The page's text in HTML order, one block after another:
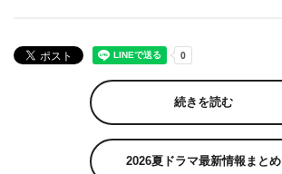
続きを読む
2026夏ドラマ最新情報まとめ